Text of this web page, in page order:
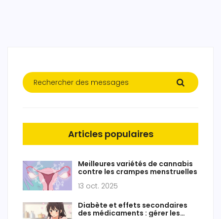
Articles populaires
Meilleures variétés de cannabis
contre les crampes menstruelles
13 oct. 2025
Diabète et effets secondaires
des médicaments : gérer les